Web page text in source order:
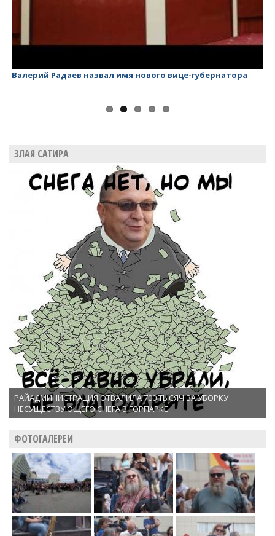
Валерий Радаев назвал имя нового вице-губернатора
ЗЛАЯ САТИРА
РАЙАДМИНИСТРАЦИЯ ОТВАЛИЛА 700 ТЫСЯЧ ЗА УБОРКУ
НЕСУЩЕСТВУЮЩЕГО СНЕГА В ГОРПАРКЕ
ФОТОГАЛЕРЕИ